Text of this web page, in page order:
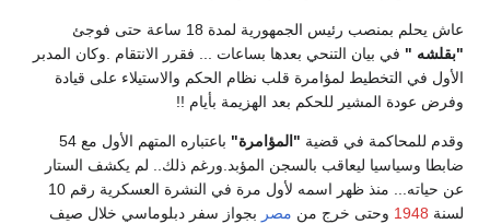
عاش يحلم بمنصب رئيس الجمهورية لمدة 18 ساعة حتى فوجئ
"بقلشه " في بيان التنحي بعدها بساعات ... فقرر الانتقام .وكان المدبر
الأول في التخطيط لمؤامرة قلب نظام الحكم والاستيلاء على قيادة
وفرض عودة المشير للحكم بعد الهزيمة بأيام !!
وقدم للمحاكمة في قضية "المؤامرة"
باعتباره المتهم الأول مع 54
ضابطا وسياسيا ليعاقب بالسجن المؤبد.ورغم ذلك.. لم يكشف الستار
عن حياته... منذ ظهر اسمه لأول مرة في النشرة العسكرية رقم 10
لسنة 1948 وحتى خرج من مصر بجواز سفر دبلوماسي خلال صيف